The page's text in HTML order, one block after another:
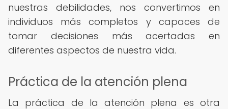
nuestras debilidades, nos convertimos en
individuos más completos y capaces de
tomar decisiones más acertadas en
diferentes aspectos de nuestra vida.
Práctica de la atención plena
La práctica de la atención plena es otra